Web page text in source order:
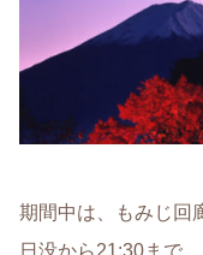
期間中は、もみじ回
日没から21:30まで